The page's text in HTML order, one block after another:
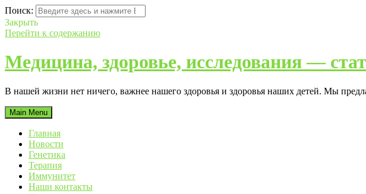
Поиск:
Закрыть
Перейти к содержанию
Медицина, здоровье, исследования —
В нашей жизни нет ничего, важнее нашего здоровья и здоровья наших детей. Мы
Main Menu
Главная
Новости
Генетика
Терапия
Иммунитет
Наши контакты